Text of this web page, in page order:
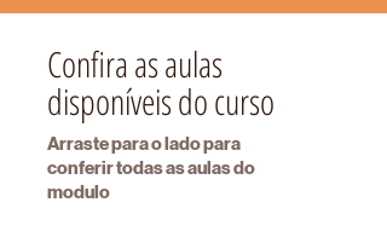
Confira as aulas
disponíveis do curso
Arraste para o lado para
conferir todas as aulas do
modulo